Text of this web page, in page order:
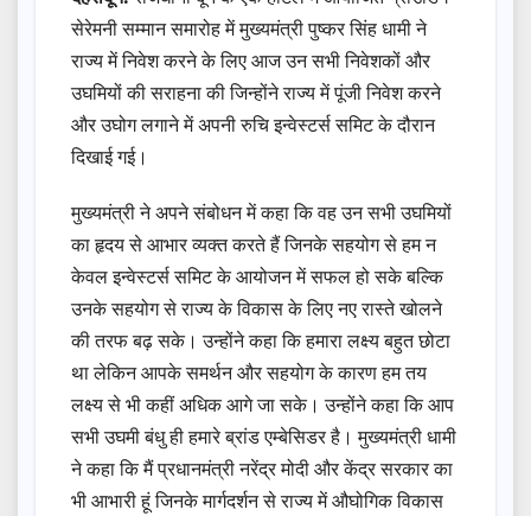
सेरेमनी सम्मान समारोह में मुख्यमंत्री पुष्कर सिंह धामी ने
राज्य में निवेश करने के लिए आज उन सभी निवेशकों और
उघमियों की सराहना की जिन्होंने राज्य में पूंजी निवेश करने
और उघोग लगाने में अपनी रुचि इन्वेस्टर्स समिट के दौरान
दिखाई गई।
मुख्यमंत्री ने अपने संबोधन में कहा कि वह उन सभी उघमियों
का हृदय से आभार व्यक्त करते हैं जिनके सहयोग से हम न
केवल इन्वेस्टर्स समिट के आयोजन में सफल हो सके बल्कि
उनके सहयोग से राज्य के विकास के लिए नए रास्ते खोलने
की तरफ बढ़ सके। उन्होंने कहा कि हमारा लक्ष्य बहुत छोटा
था लेकिन आपके समर्थन और सहयोग के कारण हम तय
लक्ष्य से भी कहीं अधिक आगे जा सके। उन्होंने कहा कि आप
सभी उघमी बंधु ही हमारे ब्रांड एम्बेसिडर है। मुख्यमंत्री धामी
ने कहा कि मैं प्रधानमंत्री नरेंद्र मोदी और केंद्र सरकार का
भी आभारी हूं जिनके मार्गदर्शन से राज्य में औघोगिक विकास